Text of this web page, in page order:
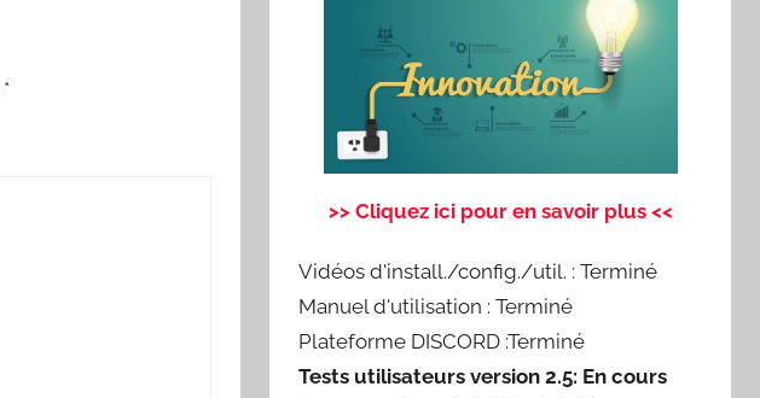
*
>> Cliquez ici pour en savoir plus <<
Vidéos d'install./config./util. : Terminé
Manuel d'utilisation : Terminé
Plateforme DISCORD :Terminé
Tests utilisateurs version 2.5: En cours